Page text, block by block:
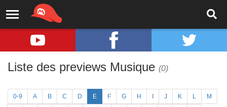
Liste des previews Musique (0)
0-9 A B C D E F G H J K L M